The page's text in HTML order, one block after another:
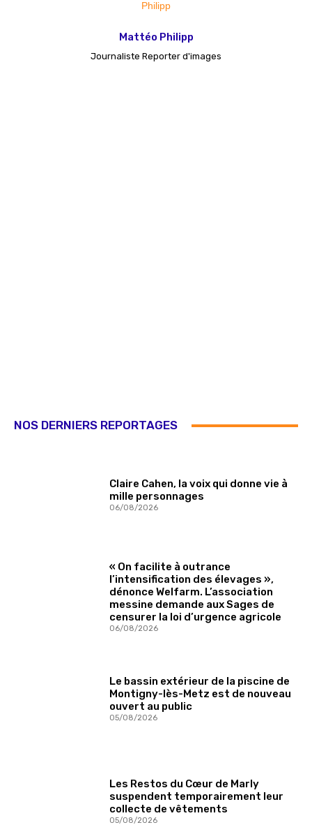
Mattéo Philipp
Journaliste Reporter d'images
NOS DERNIERS REPORTAGES
Claire Cahen, la voix qui donne vie à
mille personnages
06/08/2026
« On facilite à outrance
l’intensification des élevages »,
dénonce Welfarm. L’association
messine demande aux Sages de
censurer la loi d’urgence agricole
06/08/2026
Le bassin extérieur de la piscine de
Montigny-lès-Metz est de nouveau
ouvert au public
05/08/2026
Les Restos du Cœur de Marly
suspendent temporairement leur
collecte de vêtements
05/08/2026